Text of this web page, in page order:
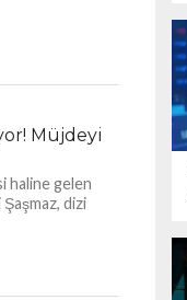
Müjdeyi
haline gelen
dizi